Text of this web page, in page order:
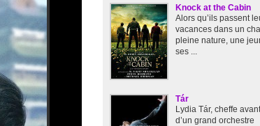
Knock at the Cabin
Alors qu’ils passent
vacances dans un
pleine nature, une
ses ...
Tár
Lydia Tár, cheffe
d’un grand orchestre